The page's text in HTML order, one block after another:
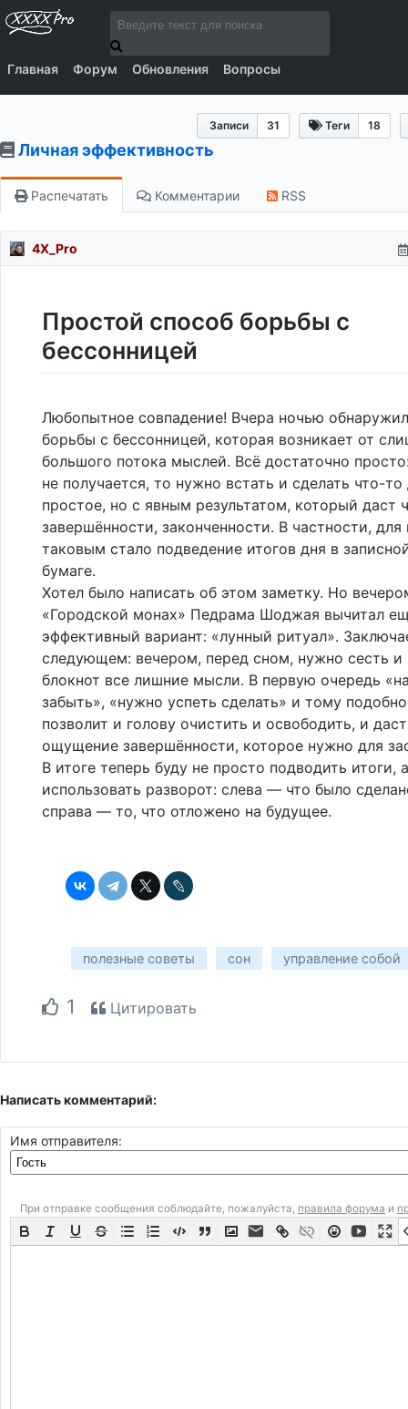
Главная Форум Обновления Вопросы
Записи 31 Теги 18
Личная эффективность
Распечатать Комментарии RSS
4X_Pro
Простой способ борьбы с
бессонницей
Любопытное совпадение! Вчера ночью
борьбы с бессонницей, которая возникает от
большого потока мыслей. Всё достаточно
не получается, то нужно встать и сделать что-то
простое, но с явным результатом, который даст
завершённости, законченности. В частности, для
таковым стало подведение итогов дня в
бумаге.
Хотел было написать об этом заметку. Но
«Городской монах» Педрама Шоджая вычитал
эффективный вариант: «лунный ритуал».
следующем: вечером, перед сном, нужно сесть и
блокнот все лишние мысли. В первую очередь
забыть», «нужно успеть сделать» и тому
позволит и голову очистить и освободить, и
ощущение завершённости, которое нужно для
В итоге теперь буду не просто подводить итоги, а
использовать разворот: слева — что было
справа — то, что отложено на будущее.
полезные советы сон управление собой
1 Цитировать
Написать комментарий:
Имя отправителя:
При отправке сообщения соблюдайте, пожалуйста, правила форума и